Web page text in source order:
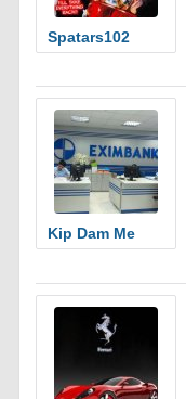
Spatars102
Kip Dam Me